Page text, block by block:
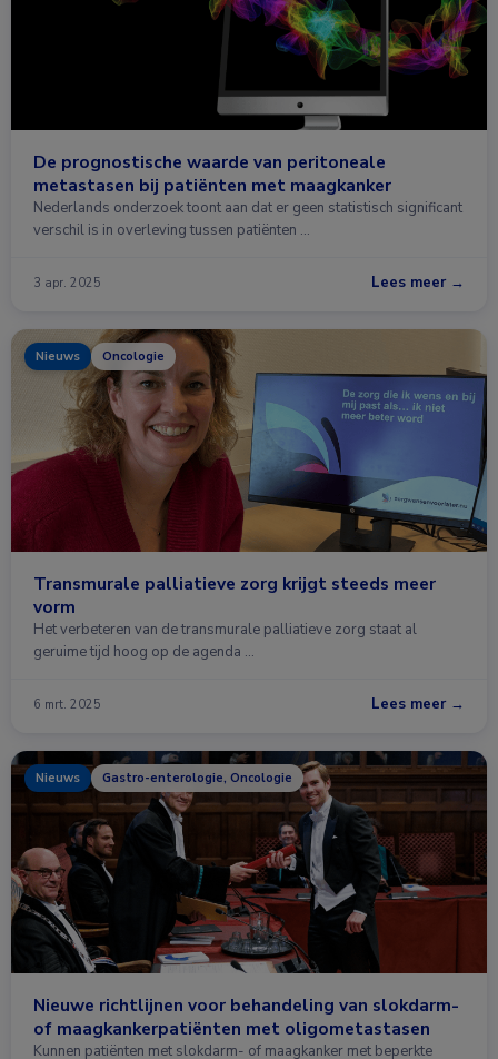
De prognostische waarde van peritoneale
metastasen bij patiënten met maagkanker
Nederlands onderzoek toont aan dat er geen statistisch significant
verschil is in overleving tussen patiënten …
3 apr. 2025 Lees meer →
Nieuws Oncologie
Transmurale palliatieve zorg krijgt steeds meer
vorm
Het verbeteren van de transmurale palliatieve zorg staat al
geruime tijd hoog op de agenda …
6 mrt. 2025 Lees meer →
Nieuws Gastro-enterologie, Oncologie
Nieuwe richtlijnen voor behandeling van slokdarm-
of maagkankerpatiënten met oligometastasen
Kunnen patiënten met slokdarm- of maagkanker met beperkte